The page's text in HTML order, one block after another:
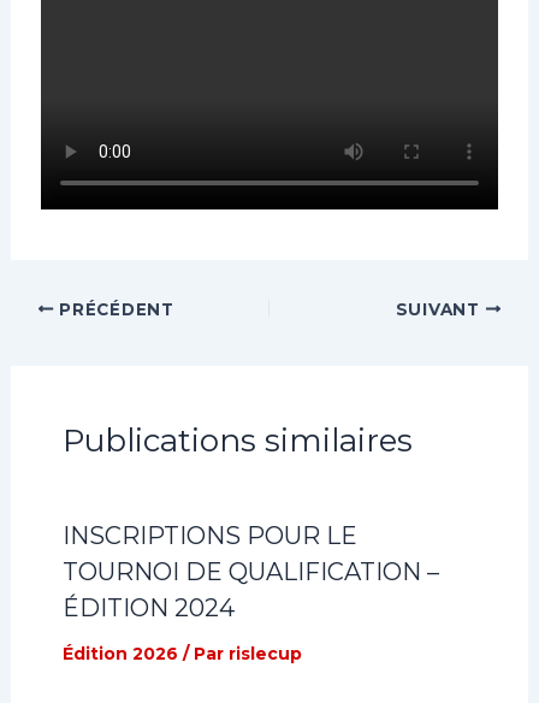
PRÉCÉDENT SUIVANT
Publications similaires
INSCRIPTIONS POUR LE
TOURNOI DE QUALIFICATION –
ÉDITION 2024
Édition 2026 / Par rislecup